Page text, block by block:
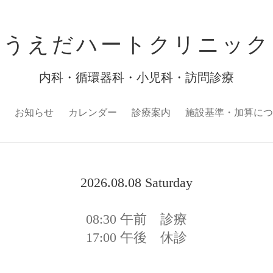
うえだハートクリニック
内科・循環器科・小児科・訪問診療
お知らせ カレンダー 診療案内 施設基準・加算に
2026.08.08 Saturday
08:30 午前 診療
17:00 午後 休診